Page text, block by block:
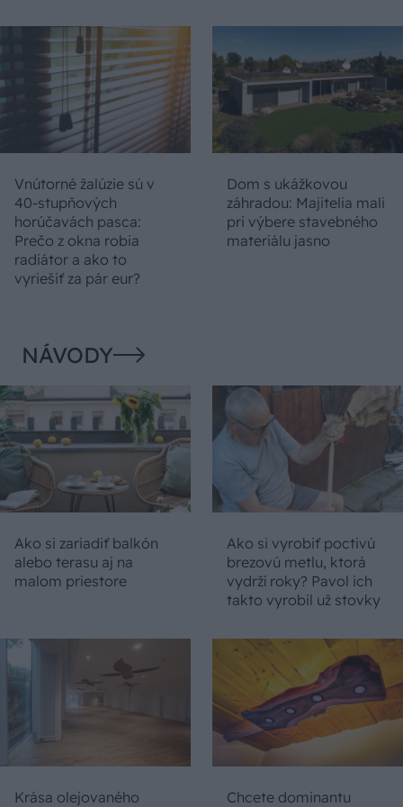
Vnútorné žalúzie sú v
40-stupňových
horúčavách pasca:
Prečo z okna robia
radiátor a ako to
vyriešiť za pár eur?
Dom s ukážkovou
záhradou: Majitelia mali
pri výbere stavebného
materiálu jasno
NÁVODY
Ako si zariadiť balkón
alebo terasu aj na
malom priestore
Ako si vyrobiť poctivú
brezovú metlu, ktorá
vydrží roky? Pavol ich
takto vyrobil už stovky
Krása olejovaného
Chcete dominantu